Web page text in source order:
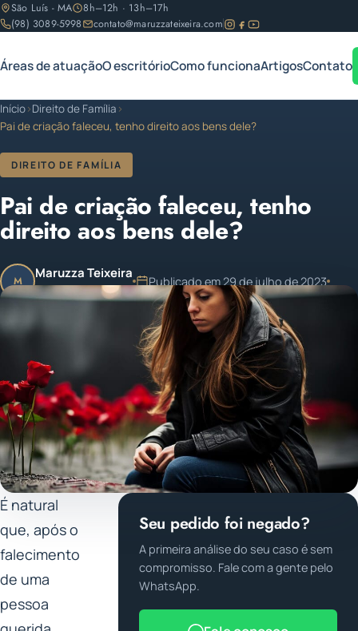
São Luís - MA
8h–12h · 13h–17h
(98) 3089-5998
contato@maruzzateixeira.com
Áreas de atuaçãoO escritórioComo funcionaArtigosContato
Início›Direito de Família ›
Pai de criação faleceu, tenho direito aos bens dele?
DIREITO DE FAMÍLIA
Pai de criação faleceu, tenho
direito aos bens dele?
M Maruzza Teixeira
OAB/MA 11.810
Publicado em 29 de julho de 2023
1 min de leitura
É natural
que, após o
falecimento
de uma
pessoa
Seu pedido foi negado?
A primeira análise do seu caso é sem
compromisso. Fale com a gente pelo
WhatsApp.